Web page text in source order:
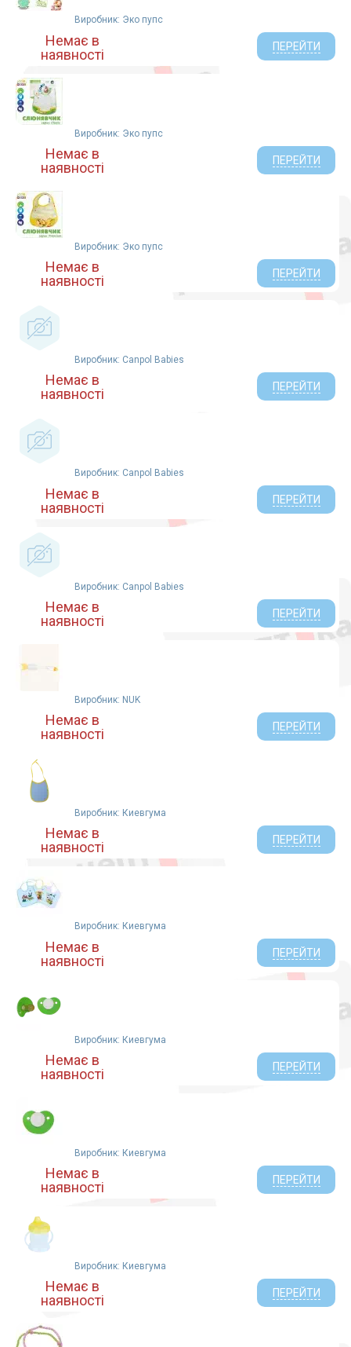
Ningbo (4)
Bibi (5)
Zenith Infant Products Co.LTD (2)
Yiwu Lindo Mother and Baby Products Co.Ltd (2)
АТ Дистриб`юшін ТОВ (8)
АТ Логістик ТОВ (2)
Тигрес ТОВ (5)
Royal King Infant Products Co., Itd. Таиланд (3)
Bestwin Zhuhai Co., LTD (1)
МЕДХАУС ТРЕЙД ТОВ (1)
Бiогард (2)
Lindo (1)
Глобал Маркетинг Україна ТОВ (1)
СВІСС-ТРЕЙД ТОВ (1)
Виробник: Эко пупс
Немає в
наявності
ПЕРЕЙТИ
Виробник: Эко пупс
Немає в
наявності
ПЕРЕЙТИ
Виробник: Эко пупс
Немає в
наявності
ПЕРЕЙТИ
Виробник: Canpol Babies
Немає в
наявності
ПЕРЕЙТИ
Виробник: Canpol Babies
Немає в
наявності
ПЕРЕЙТИ
Виробник: Canpol Babies
Немає в
наявності
ПЕРЕЙТИ
Виробник: NUK
Немає в
наявності
ПЕРЕЙТИ
Виробник: Киевгума
Немає в
наявності
ПЕРЕЙТИ
Виробник: Киевгума
Немає в
наявності
ПЕРЕЙТИ
Виробник: Киевгума
Немає в
наявності
ПЕРЕЙТИ
Виробник: Киевгума
Немає в
наявності
ПЕРЕЙТИ
Виробник: Киевгума
Немає в
наявності
ПЕРЕЙТИ